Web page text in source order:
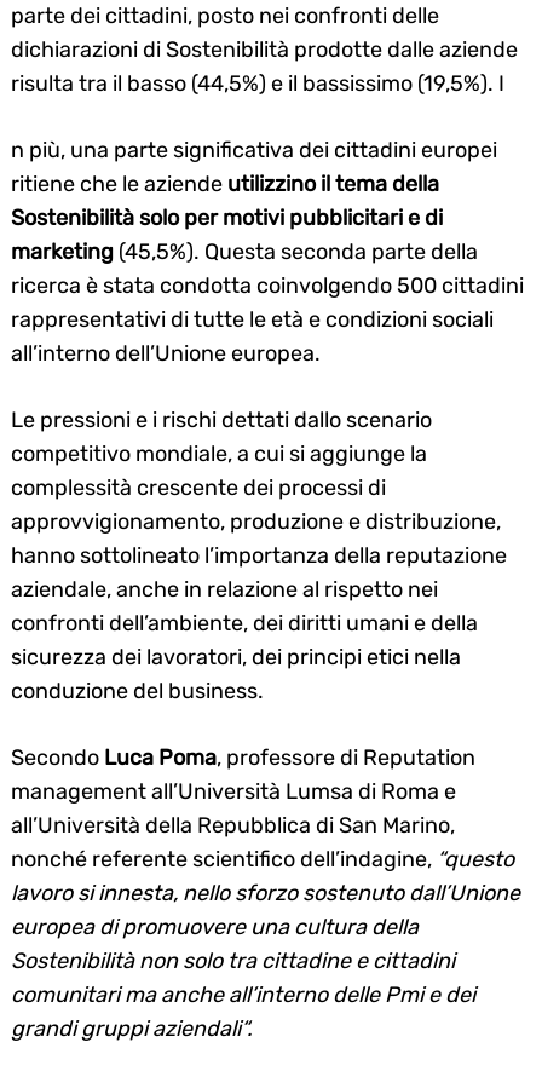
parte dei cittadini, posto nei confronti delle
dichiarazioni di Sostenibilità prodotte dalle aziende
risulta tra il basso (44,5%) e il bassissimo (19,5%). I
n più, una parte significativa dei cittadini europei
ritiene che le aziende utilizzino il tema della
Sostenibilità solo per motivi pubblicitari e di
marketing (45,5%). Questa seconda parte della
ricerca è stata condotta coinvolgendo 500 cittadini
rappresentativi di tutte le età e condizioni sociali
all’interno dell’Unione europea.
Le pressioni e i rischi dettati dallo scenario
competitivo mondiale, a cui si aggiunge la
complessità crescente dei processi di
approvvigionamento, produzione e distribuzione,
hanno sottolineato l’importanza della reputazione
aziendale, anche in relazione al rispetto nei
confronti dell’ambiente, dei diritti umani e della
sicurezza dei lavoratori, dei principi etici nella
conduzione del business.
Secondo Luca Poma, professore di Reputation
management all’Università Lumsa di Roma e
all’Università della Repubblica di San Marino,
nonché referente scientifico dell’indagine, “questo
lavoro si innesta, nello sforzo sostenuto dall’Unione
europea di promuovere una cultura della
Sostenibilità non solo tra cittadine e cittadini
comunitari ma anche all’interno delle Pmi e dei
grandi gruppi aziendali“.
Search